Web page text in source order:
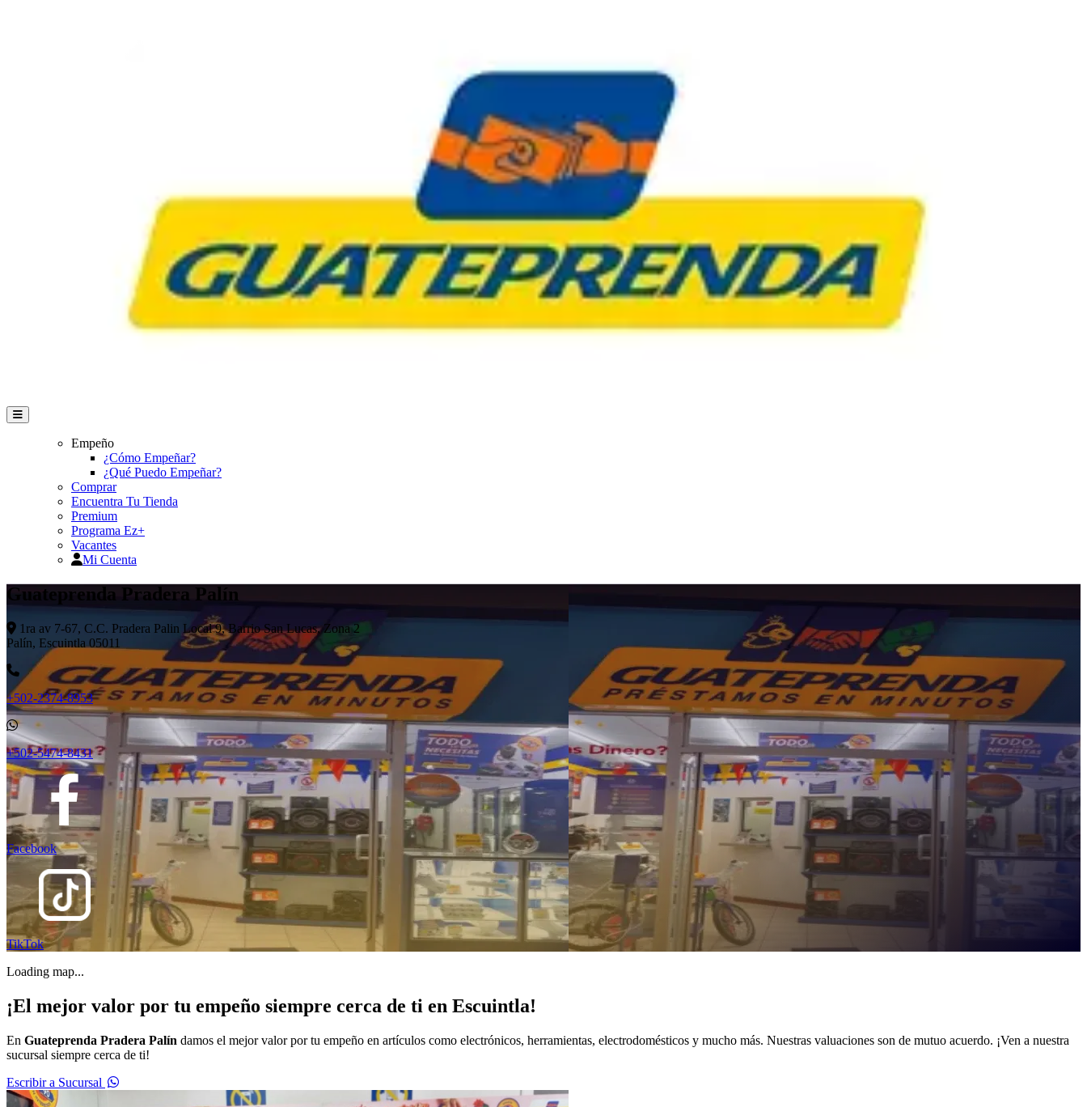
Empeño
¿Cómo Empeñar?
¿Qué Puedo Empeñar?
Comprar
Encuentra Tu Tienda
Premium
Programa Ez+
Vacantes
Mi Cuenta
Guateprenda Pradera Palín
1ra av 7-67, C.C. Pradera Palin Local 9, Barrio San Lucas, Zona 2
Palín, Escuintla 05011
+502-2374-8953
+502-5474-8431
Facebook
TikTok
Loading map...
¡El mejor valor por tu empeño siempre cerca de ti en Escuintla!
En Guateprenda Pradera Palín damos el mejor valor por tu empeño en artículos como electrónicos, herramientas, electrodomésticos y mucho más. Nuestras valuaciones son de mutuo acuerdo. ¡Ven a nuestra
sucursal siempre cerca de ti!
Escribir a Sucursal